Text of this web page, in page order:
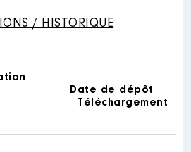
néant
des autres activités
/ HISTORIQUE
Date de dépôt
Téléchargement